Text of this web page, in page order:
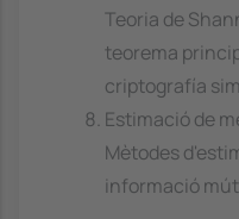
Teoria de
teorema
criptografía
Estimació de
Mètodes
informació